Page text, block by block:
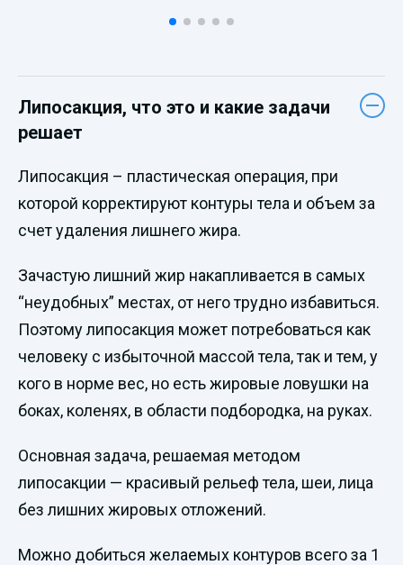
Липосакция, что это и какие задачи
решает
Липосакция – пластическая операция, при
которой корректируют контуры тела и объем за
счет удаления лишнего жира.
Зачастую лишний жир накапливается в самых
“неудобных” местах, от него трудно избавиться.
Поэтому липосакция может потребоваться как
человеку с избыточной массой тела, так и тем, у
кого в норме вес, но есть жировые ловушки на
боках, коленях, в области подбородка, на руках.
Основная задача, решаемая методом
липосакции — красивый рельеф тела, шеи, лица
без лишних жировых отложений.
Можно добиться желаемых контуров всего за 1